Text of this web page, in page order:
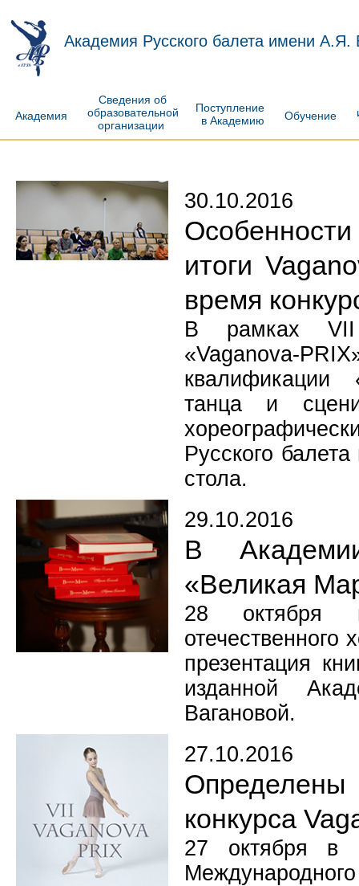
Академия Русского балета имени А.Я.
Академия
Сведения об
образовательной
организации
Поступление
в Академию
Обучение
30.10.2016
итоги
время
В рамках VII
«Vaganova-
квалификации
танца и
Русского
стола.
29.10.2016
В
«Великая
28 октября
отечественного
презентация
изданной
Вагановой.
27.10.2016
Определены
конкурса
27 октября в
Международного